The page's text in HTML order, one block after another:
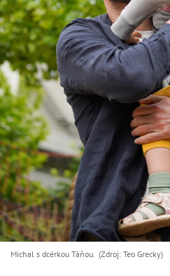
Michal s dcérkou Táňou. (Zdroj: Teo Grecky)